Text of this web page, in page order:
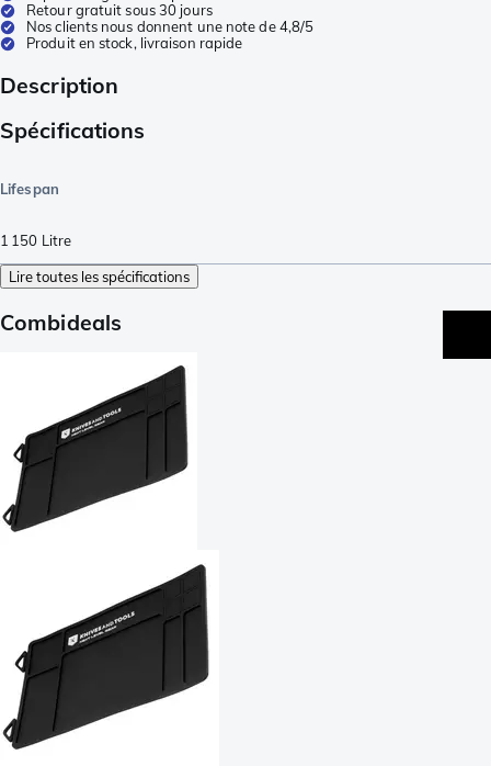
Retour gratuit sous 30 jours
Nos clients nous donnent une note de 4,8/5
Produit en stock, livraison rapide
Description
Spécifications
Lifespan
1 150 Litre
Lire toutes les spécifications
Combideals